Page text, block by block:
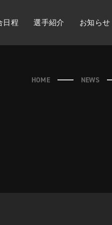
日程 選手紹介 お知らせ
HOME NEWS